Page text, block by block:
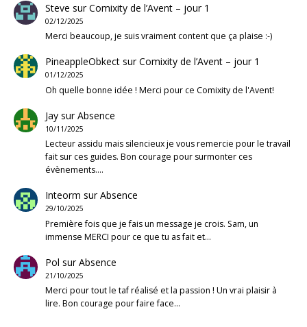
Steve surComixity de l’Avent – jour 1
02/12/2025
Merci beaucoup, je suis vraiment content que ça plaise :-)
PineappleObkectsurComixity de l’Avent – jour 1
01/12/2025
Oh quelle bonne idée ! Merci pour ce Comixity de l'Avent!
JaysurAbsence
10/11/2025
Lecteur assidu mais silencieux je vous remercie pour le travail
fait sur ces guides. Bon courage pour surmonter ces
évènements.…
Inteorm surAbsence
29/10/2025
Première fois que je fais un message je crois. Sam, un
immense MERCI pour ce que tu as fait et…
Pol surAbsence
21/10/2025
Merci pour tout le taf réalisé et la passion ! Un vrai plaisir à
lire. Bon courage pour faire face…